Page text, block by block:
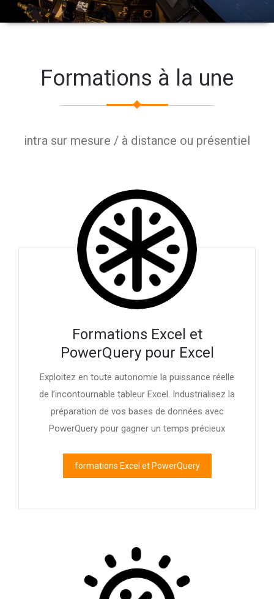
Formations à la une
intra sur mesure / à distance ou présentiel
Formations Excel et
PowerQuery pour Excel
Exploitez en toute autonomie la puissance réelle
de l’incontournable tableur Excel. Industrialisez la
préparation de vos bases de données avec
PowerQuery pour gagner un temps précieux
formations Excel et PowerQuery